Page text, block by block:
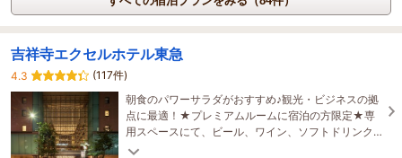
吉祥寺エクセルホテル東急
4.3
(117件)
朝食のパワーサラダがおすすめ♪観光・ビジネスの拠
点に最適！★プレミアムルームに宿泊の方限定★専
用スペースにて、ビール、ワイン、ソフトドリンク
の他、スナック類をご用意♪